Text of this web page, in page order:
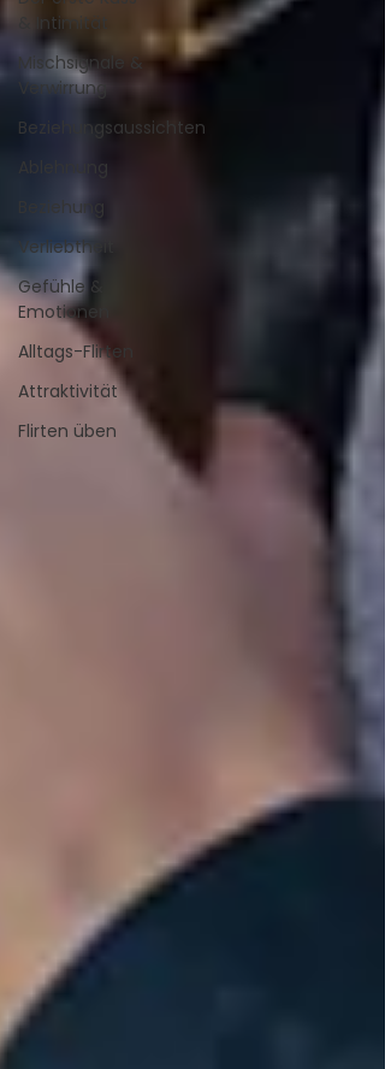
& Intimität
Mischsignale &
Verwirrung
Beziehungsaussichten
Ablehnung
Beziehung
Verliebtheit
Gefühle &
Emotionen
Alltags-Flirten
Attraktivität
Flirten üben